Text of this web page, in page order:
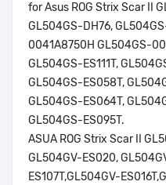
for Asus ROG Strix Scar II
GL504GS-DH76,
0041A8750H GL504GS-
GL504GS-ES111T,
GL504GS-ES058T,
GL504GS-ES064T,
GL504GS-ES095T.
ASUA ROG Strix Scar II
GL504GV-ES020,
ES107T,GL504GV-